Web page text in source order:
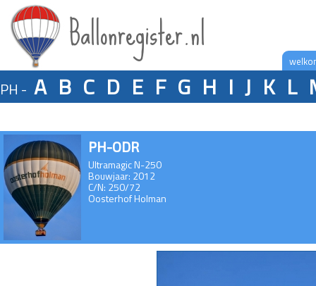
Ballonregister.nl
PH - A B C D E F G H I J K L
PH-ODR
Ultramagic N-250
Bouwjaar: 2012
C/N: 250/72
Oosterhof Holman